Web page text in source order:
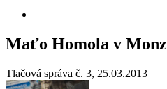
Maťo Homola v
Tlačová správa č. 3, 25.03.2013